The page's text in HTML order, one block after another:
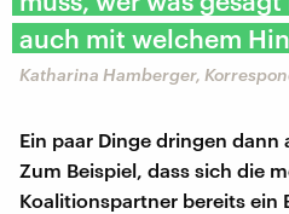
auch mit welchem
Katharina Hamberger,
Ein paar Dinge dringen
Zum Beispiel, dass sich die
Koalitionspartner bereits ein